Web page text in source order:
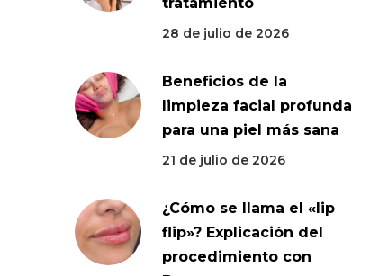
28 de julio de 2026
Beneficios de la
limpieza facial profunda
para una piel más sana
21 de julio de 2026
¿Cómo se llama el «lip
flip»? Explicación del
procedimiento con